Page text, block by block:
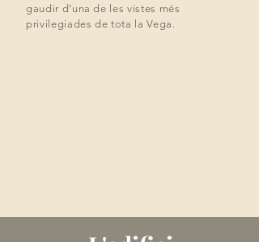
gaudir d’una de les vistes més
privilegiades de tota la Vega.